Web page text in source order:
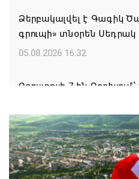
Ձերբակալվել է Գագիկ
գրուպի» տնօրեն
05.08.2026 16:32
Օգոստոսի 7-ին
05.08.2026 15:44
Սպառված
05.08.2026 14:27